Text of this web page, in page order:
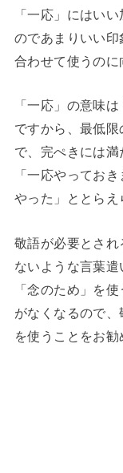
「一応」にはい
のであまりいい
合わせて使うのに
「一応」の意味
ですから、最低
で、完ぺきには
「一応やってお
やった」ととらえ
敬語が必要とさ
ないような言葉
「念のため」を
がなくなるので、
を使うことをお勧